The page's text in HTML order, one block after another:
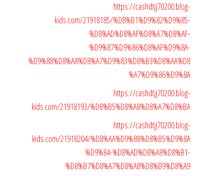
https://cashdtjj70200.blog-
kids.com/21918185/%D8%B1%D9%82%D9%85-
%D8%AD%D8%AF%D8%A7%D8%AF-
%D9%87%D9%86%D8%AF%D9%8A-
%D9%88%D8%A8%D8%A7%D9%83%D8%B3%D8%AA%D8
%A7%D9%86%D9%8A
https://cashdtjj70200.blog-
kids.com/21918193/%D8%B5%D8%A8%D8%A7%D8%BA
https://cashdtjj70200.blog-
kids.com/21918204/%D8%AA%D9%88%D8%B5%D9%8A
%D9%84-%D8%AD%D8%A8%D8%B1-
%D8%B7%D8%A7%D8%A8%D8%B9%D8%A9